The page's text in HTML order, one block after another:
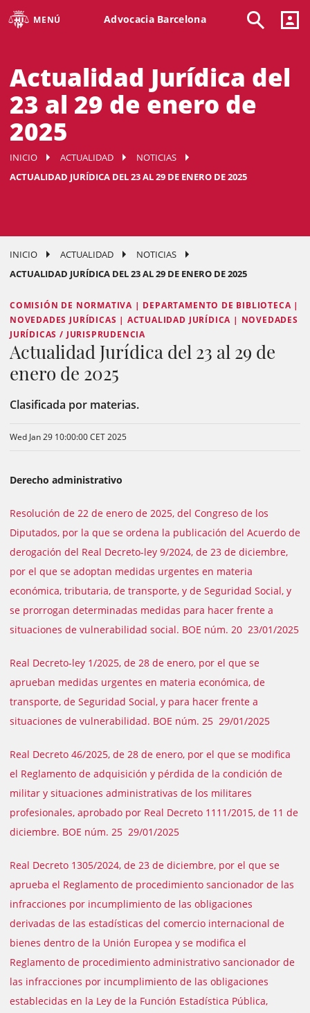
MENÚ Advocacia Barcelona
Actualidad Jurídica del
23 al 29 de enero de
2025
INICIO ACTUALIDAD
NOTICIAS
ACTUALIDAD JURÍDICA DEL 23 AL 29 DE ENERO DE 2025
INICIO ACTUALIDAD
NOTICIAS
ACTUALIDAD JURÍDICA DEL 23 AL 29 DE ENERO DE 2025
COMISIÓN DE NORMATIVA | DEPARTAMENTO DE BIBLIOTECA |
NOVEDADES JURÍDICAS | ACTUALIDAD JURÍDICA | NOVEDADES
JURÍDICAS / JURISPRUDENCIA
Actualidad Jurídica del 23 al 29 de
enero de 2025
Clasificada por materias.
Wed Jan 29 10:00:00 CET 2025
Derecho administrativo
Resolución de 22 de enero de 2025, del Congreso de los
Diputados, por la que se ordena la publicación del Acuerdo de
derogación del Real Decreto-ley 9/2024, de 23 de diciembre,
por el que se adoptan medidas urgentes en materia
económica, tributaria, de transporte, y de Seguridad Social, y
se prorrogan determinadas medidas para hacer frente a
situaciones de vulnerabilidad social. BOE núm. 20 23/01/2025
Real Decreto-ley 1/2025, de 28 de enero, por el que se
aprueban medidas urgentes en materia económica, de
transporte, de Seguridad Social, y para hacer frente a
situaciones de vulnerabilidad. BOE núm. 25 29/01/2025
Real Decreto 46/2025, de 28 de enero, por el que se modifica
el Reglamento de adquisición y pérdida de la condición de
militar y situaciones administrativas de los militares
profesionales, aprobado por Real Decreto 1111/2015, de 11 de
diciembre. BOE núm. 25 29/01/2025
Real Decreto 1305/2024, de 23 de diciembre, por el que se
aprueba el Reglamento de procedimiento sancionador de las
infracciones por incumplimiento de las obligaciones
derivadas de las estadísticas del comercio internacional de
bienes dentro de la Unión Europea y se modifica el
Reglamento de procedimiento administrativo sancionador de
las infracciones por incumplimiento de las obligaciones
establecidas en la Ley de la Función Estadística Pública,